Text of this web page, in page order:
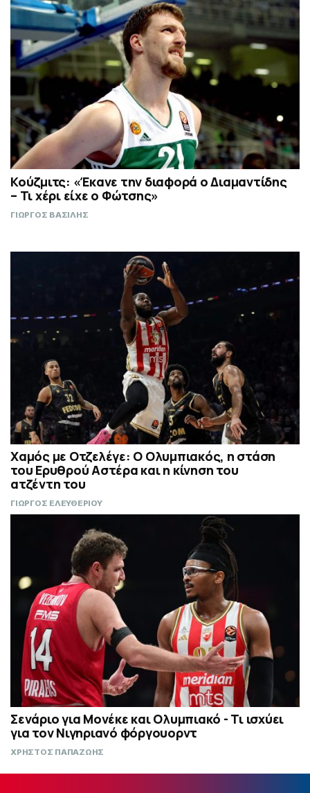
Κούζμιτς: «Έκανε την διαφορά ο Διαμαντίδης
– Τι χέρι είχε ο Φώτσης»
ΓΙΩΡΓΟΣ ΒΑΣΙΛΗΣ
Χαμός με Οτζελέγε: Ο Ολυμπιακός, η στάση
του Ερυθρού Αστέρα και η κίνηση του
ατζέντη του
ΓΙΩΡΓΟΣ ΕΛΕΥΘΕΡΙΟΥ
Σενάριο για Μονέκε και Ολυμπιακό - Τι ισχύει
για τον Νιγηριανό φόργουορντ
ΧΡΗΣΤΟΣ ΠΑΠΑΖΩΗΣ